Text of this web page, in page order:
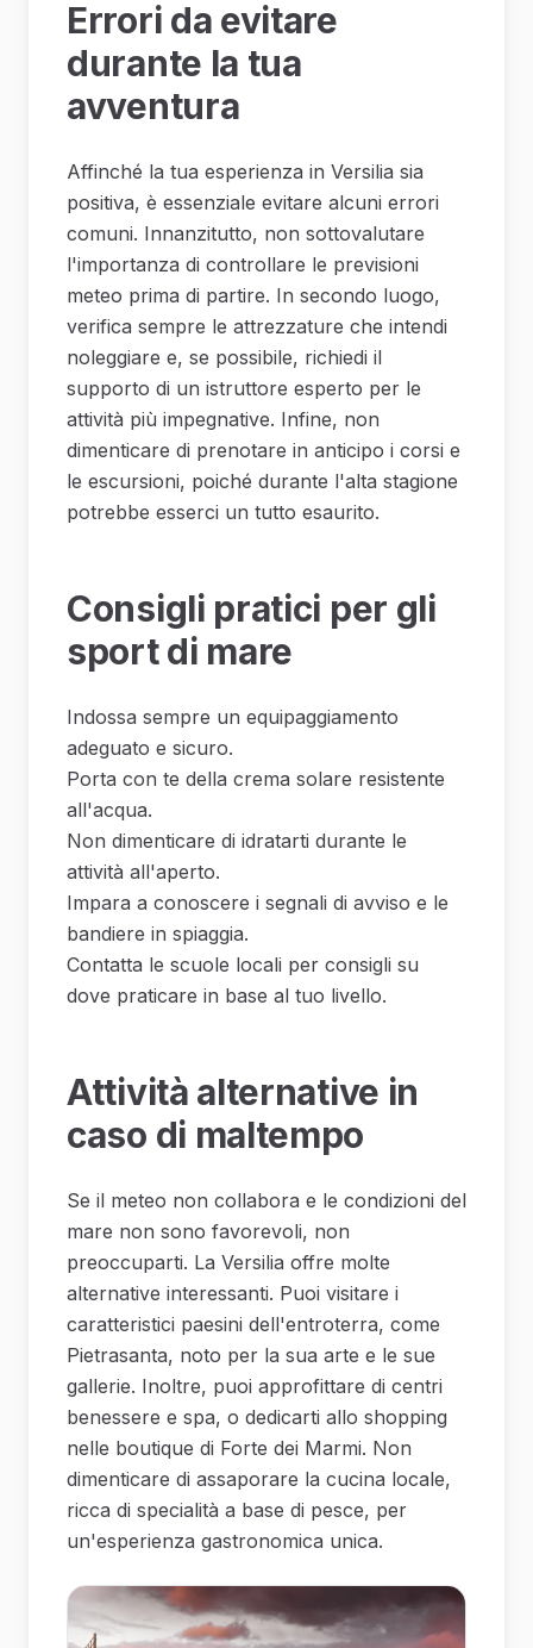
Errori da evitare
durante la tua
avventura
Affinché la tua esperienza in Versilia sia
positiva, è essenziale evitare alcuni errori
comuni. Innanzitutto, non sottovalutare
l'importanza di controllare le previsioni
meteo prima di partire. In secondo luogo,
verifica sempre le attrezzature che intendi
noleggiare e, se possibile, richiedi il
supporto di un istruttore esperto per le
attività più impegnative. Infine, non
dimenticare di prenotare in anticipo i corsi e
le escursioni, poiché durante l'alta stagione
potrebbe esserci un tutto esaurito.
Consigli pratici per gli
sport di mare
Indossa sempre un equipaggiamento
adeguato e sicuro.
Porta con te della crema solare resistente
all'acqua.
Non dimenticare di idratarti durante le
attività all'aperto.
Impara a conoscere i segnali di avviso e le
bandiere in spiaggia.
Contatta le scuole locali per consigli su
dove praticare in base al tuo livello.
Attività alternative in
caso di maltempo
Se il meteo non collabora e le condizioni del
mare non sono favorevoli, non
preoccuparti. La Versilia offre molte
alternative interessanti. Puoi visitare i
caratteristici paesini dell'entroterra, come
Pietrasanta, noto per la sua arte e le sue
gallerie. Inoltre, puoi approfittare di centri
benessere e spa, o dedicarti allo shopping
nelle boutique di Forte dei Marmi. Non
dimenticare di assaporare la cucina locale,
ricca di specialità a base di pesce, per
un'esperienza gastronomica unica.